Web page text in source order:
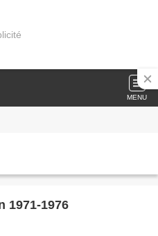
MENU
1971-1976